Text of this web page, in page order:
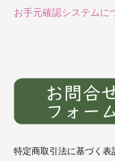
お手元確認システムに
特定商取引法に基づく表